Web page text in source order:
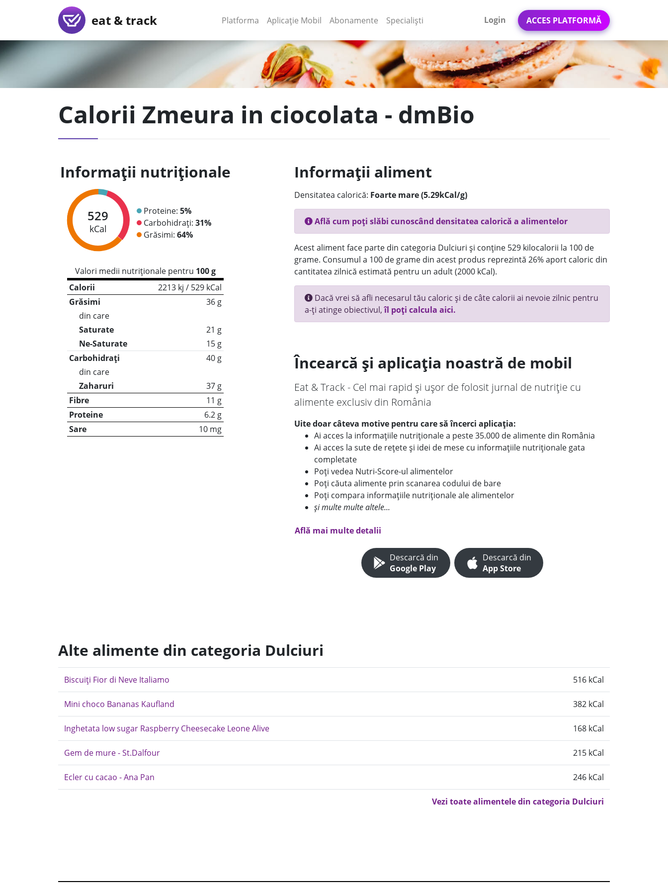
eat & track Platforma (current)
Aplicație Mobil (current)
Abonamente Specialiști Login ACCES PLATFORMĂ
Calorii Zmeura in ciocolata - dmBio
Informații nutriționale
529
kCal
Proteine: 5%
Carbohidrați: 31%
Grăsimi: 64%
Valori medii nutriționale pentru 100 g
Calorii
2213 kj / 529 kCal
Grăsimi
36 g
din care
Saturate
21 g
Ne-Saturate
15 g
Carbohidrați
40 g
din care
Zaharuri
37 g
Fibre
11 g
Proteine
6.2 g
Sare
10 mg
Informații aliment
Densitatea calorică: Foarte mare (5.29kCal/g)
Află cum poți slăbi cunoscând densitatea calorică a alimentelor
Acest aliment face parte din categoria Dulciuri și conține 529 kilocalorii la 100 de
grame. Consumul a 100 de grame din acest produs reprezintă 26% aport caloric din
cantitatea zilnică estimată pentru un adult (2000 kCal).
Dacă vrei să afli necesarul tău caloric și de câte calorii ai nevoie zilnic pentru
a-ți atinge obiectivul,îl poți calcula aici.
Încearcă și aplicația noastră de mobil
Eat & Track - Cel mai rapid și ușor de folosit jurnal de nutriție cu
alimente exclusiv din România
Uite doar câteva motive pentru care să încerci aplicația:
Ai acces la informațiile nutriționale a peste 35.000 de alimente din România
Ai acces la sute de rețete și idei de mese cu informațiile nutriționale gata
completate
Poți vedea Nutri-Score-ul alimentelor
Poți căuta alimente prin scanarea codului de bare
Poți compara informațiile nutriționale ale alimentelor
și multe multe altele...
Află mai multe detalii
Descarcă din
Google Play
Descarcă din
App Store
Alte alimente din categoria Dulciuri
Biscuiți Fior di Neve Italiamo 516 kCal
Mini choco Bananas Kaufland 382 kCal
Inghetata low sugar Raspberry Cheesecake Leone Alive 168 kCal
Gem de mure - St.Dalfour 215 kCal
Ecler cu cacao - Ana Pan 246 kCal
Vezi toate alimentele din categoria Dulciuri